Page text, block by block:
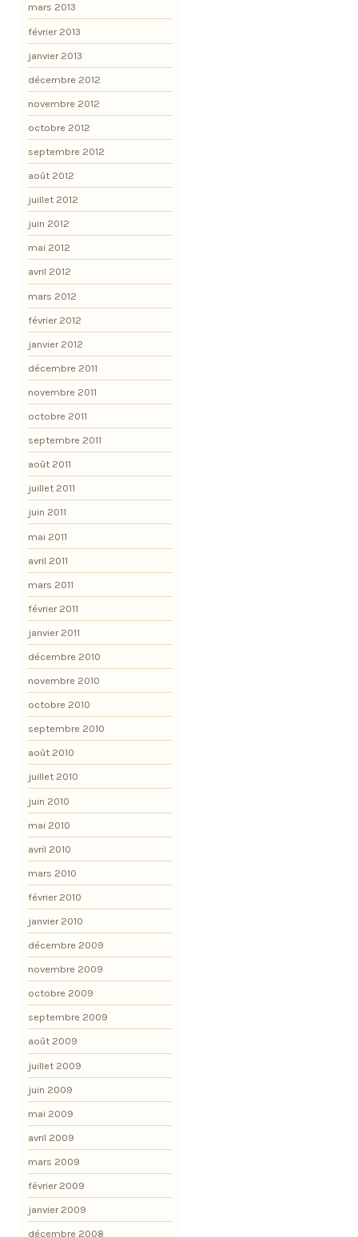
mars 2013
février 2013
janvier 2013
décembre 2012
novembre 2012
octobre 2012
septembre 2012
août 2012
juillet 2012
juin 2012
mai 2012
avril 2012
mars 2012
février 2012
janvier 2012
décembre 2011
novembre 2011
octobre 2011
septembre 2011
août 2011
juillet 2011
juin 2011
mai 2011
avril 2011
mars 2011
février 2011
janvier 2011
décembre 2010
novembre 2010
octobre 2010
septembre 2010
août 2010
juillet 2010
juin 2010
mai 2010
avril 2010
mars 2010
février 2010
janvier 2010
décembre 2009
novembre 2009
octobre 2009
septembre 2009
août 2009
juillet 2009
juin 2009
mai 2009
avril 2009
mars 2009
février 2009
janvier 2009
décembre 2008